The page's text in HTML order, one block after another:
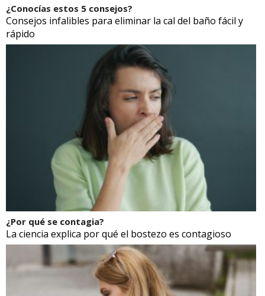
¿Conocías estos 5 consejos?
Consejos infalibles para eliminar la cal del baño fácil y
rápido
¿Por qué se contagia?
La ciencia explica por qué el bostezo es contagioso